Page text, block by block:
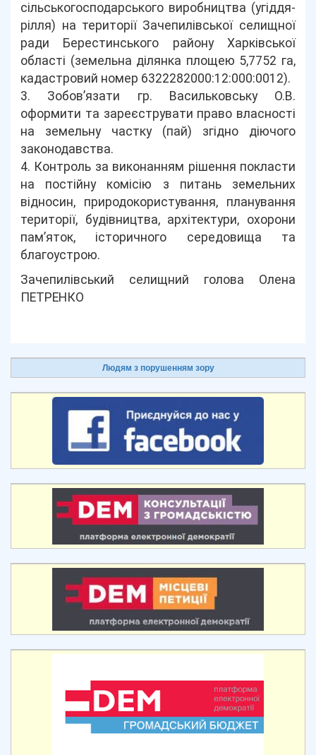
сільськогосподарського виробництва (угіддя-
рілля) на території Зачепилівської селищної
ради Берестинського району Харківської
області (земельна ділянка площею 5,7752 га,
кадастровий номер 6322282000:12:000:0012).
3. Зобов’язати гр. Васильковську О.В.
оформити та зареєструвати право власності
на земельну частку (пай) згідно діючого
законодавства.
4. Контроль за виконанням рішення покласти
на постійну комісію з питань земельних
відносин, природокористування, планування
території, будівництва, архітектури, охорони
пам’яток, історичного середовища та
благоустрою.
Зачепилівський селищний голова Олена
ПЕТРЕНКО
Людям з порушенням зору